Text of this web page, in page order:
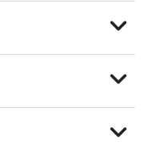
expand_more
expand_more
expand_more